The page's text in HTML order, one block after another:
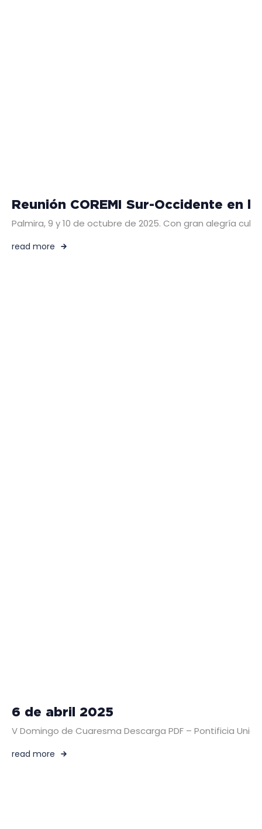
Reunión COREMI Sur-Occidente en
Palmira, 9 y 10 de octubre de 2025. Con gran alegría
read more
6 de abril 2025
V Domingo de Cuaresma Descarga PDF – Pontificia
read more